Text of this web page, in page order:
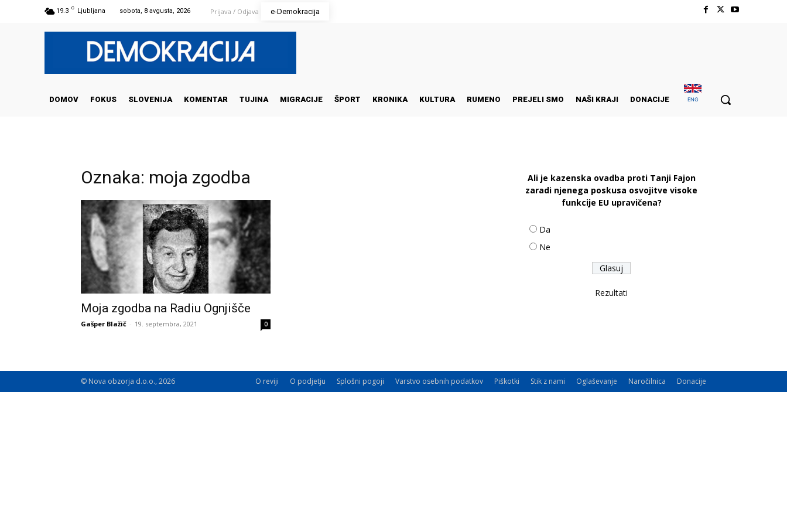
19.3 C Ljubljana sobota, 8 avgusta, 2026 Prijava / Odjava e-Demokracija
DOMOV FOKUS SLOVENIJA KOMENTAR TUJINA MIGRACIJE ŠPORT KRONIKA KULTURA RUMENO PREJELI SMO NAŠI KRAJI DONACIJE ENG
Oznaka: moja zgodba
Moja zgodba na Radiu Ognjišče
Gašper Blažič - 19. septembra, 2021 0
Ali je kazenska ovadba proti Tanji Fajon
zaradi njenega poskusa osvojitve visoke
funkcije EU upravičena?
Da
Ne
Rezultati
O reviji O podjetju Splošni pogoji Varstvo osebnih podatkov Piškotki Stik z nami Oglaševanje Naročilnica Donacije
© Nova obzorja d.o.o., 2026